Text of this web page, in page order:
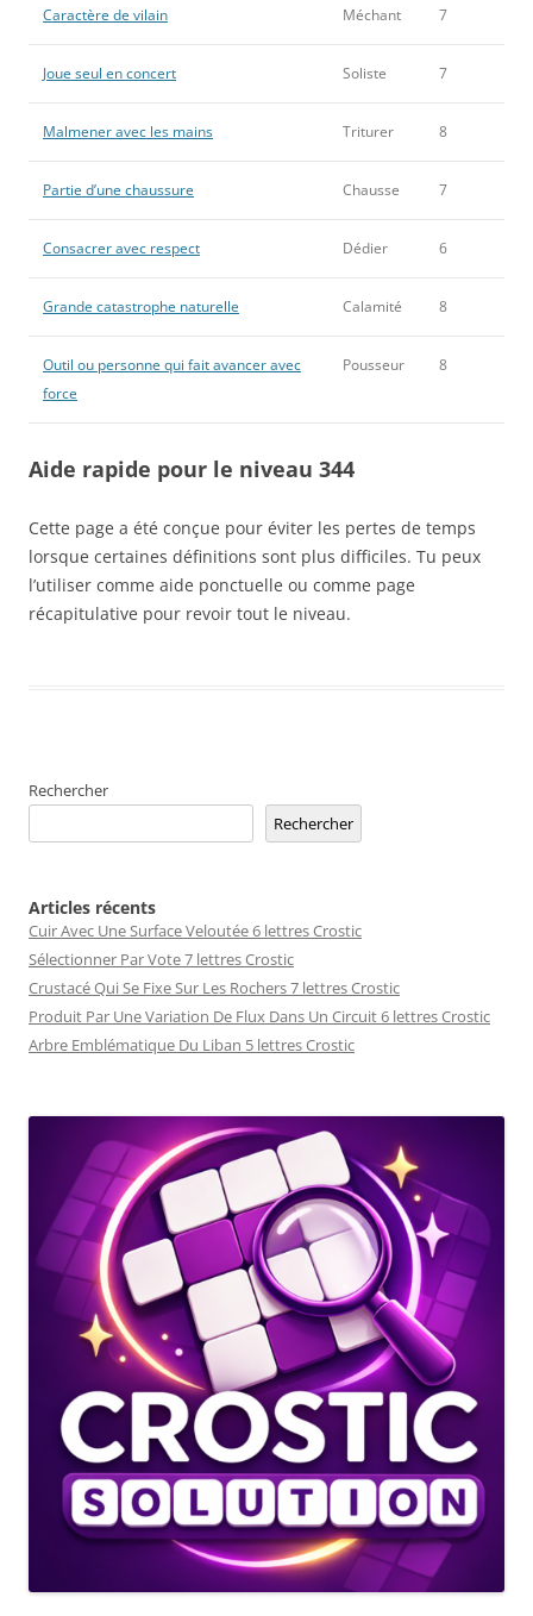
Caractère de vilain Méchant 7
Joue seul en concert Soliste 7
Malmener avec les mains Triturer 8
Partie d’une chaussure Chausse 7
Consacrer avec respect Dédier 6
Grande catastrophe naturelle Calamité 8
Outil ou personne qui fait avancer avec
force
Pousseur 8
Aide rapide pour le niveau 344
Cette page a été conçue pour éviter les pertes de temps
lorsque certaines définitions sont plus difficiles. Tu peux
l’utiliser comme aide ponctuelle ou comme page
récapitulative pour revoir tout le niveau.
Rechercher
Rechercher
Articles récents
Cuir Avec Une Surface Veloutée 6 lettres Crostic
Sélectionner Par Vote 7 lettres Crostic
Crustacé Qui Se Fixe Sur Les Rochers 7 lettres Crostic
Produit Par Une Variation De Flux Dans Un Circuit 6 lettres Crostic
Arbre Emblématique Du Liban 5 lettres Crostic